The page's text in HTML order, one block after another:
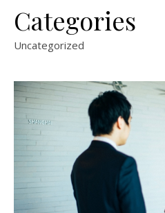
Categories
Uncategorized